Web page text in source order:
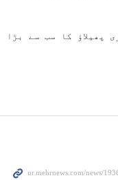
پھیلاؤ کا سب سے بڑا